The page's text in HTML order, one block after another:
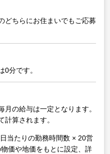
どちらにお住まいでもご応募
0分です。
月の給与は一定となります。
計算されます。
当たりの勤務時間数 × 20営
価や地価をもとに設定、詳